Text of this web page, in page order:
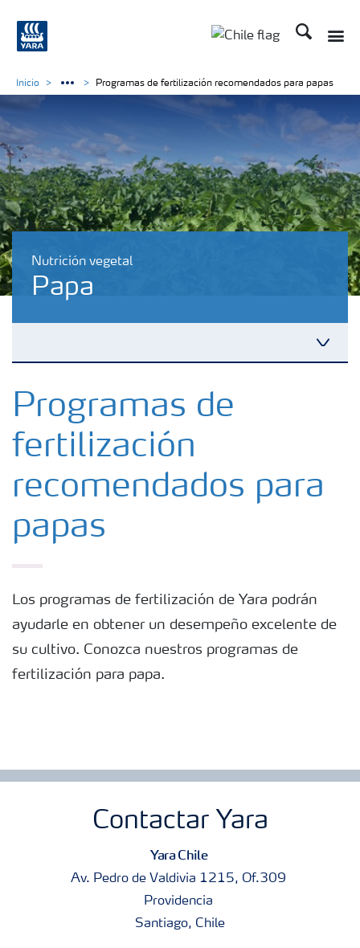
Buscar
Nutrición vegetal
Papa
Fertilizantes con baja Huella de Carbono
Fertilizantes
Portafolio de Agricultura Digital
Almacenaje y manejo de fertilizantes
Soluciones por cultivos
Deficiencia de nutrientes en cultivos
Inicio Programas de fertilización recomendados para papas
Programas de
fertilización
recomendados para
papas
Los programas de fertilización de Yara podrán
ayudarle en obtener un desempeño excelente de
su cultivo. Conozca nuestros programas de
fertilización para papa.
Contactar Yara
Yara Chile
Av. Pedro de Valdivia 1215, Of.309
Providencia
Santiago, Chile